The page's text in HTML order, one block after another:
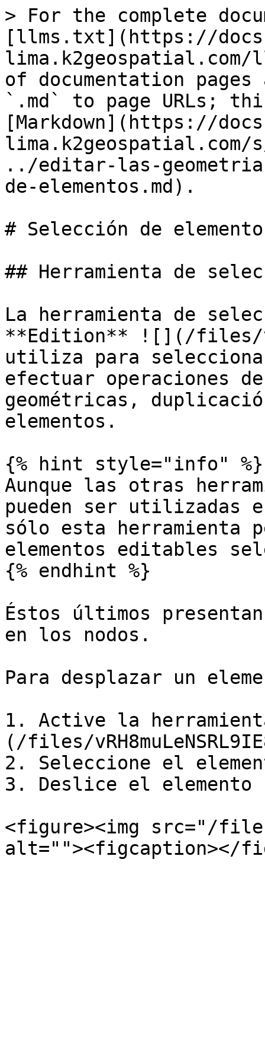
> For the complete
[llms.txt](https://
of documentation
`.md` to page URLs;
[Markdown](https://
../editar-las-
de-elementos.md).
# Selección de
## Herramienta de
La herramienta de
**Edition** ![](/files/
utiliza para
efectuar operaciones
geométricas,
elementos.
{% hint style="info" %}
Aunque las otras
pueden ser utilizadas
sólo esta herramienta
elementos editables
{% endhint %}
Éstos últimos
en los nodos.
Para desplazar un
1. Active la
(/files/
2. Seleccione el
3. Deslice el
<figure><img src="/files/